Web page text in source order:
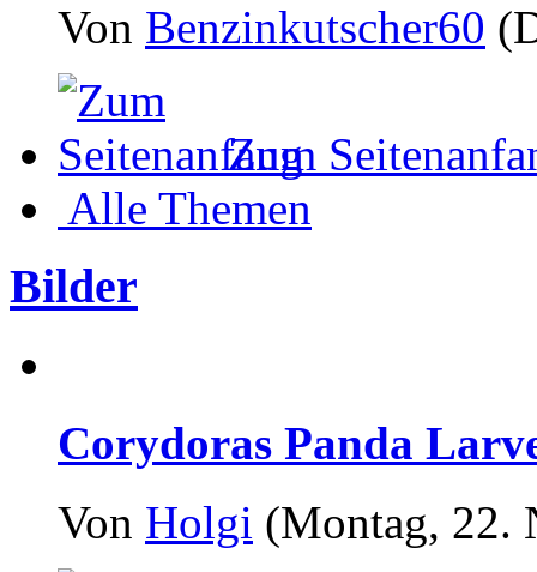
Von Benzinkutscher60
Zum
Alle Themen
Bilder
Corydoras Panda
Von Holgi (Montag, 22.